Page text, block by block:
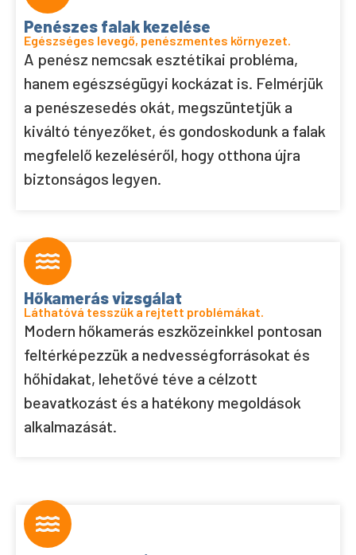
Penészes falak kezelése
Egészséges levegő, penészmentes környezet.
A penész nemcsak esztétikai probléma,
hanem egészségügyi kockázat is. Felmérjük
a penészesedés okát, megszüntetjük a
kiváltó tényezőket, és gondoskodunk a falak
megfelelő kezeléséről, hogy otthona újra
biztonságos legyen.
Hőkamerás vizsgálat
Láthatóvá tesszük a rejtett problémákat.
Modern hőkamerás eszközeinkkel pontosan
feltérképezzük a nedvességforrásokat és
hőhidakat, lehetővé téve a célzott
beavatkozást és a hatékony megoldások
alkalmazását.